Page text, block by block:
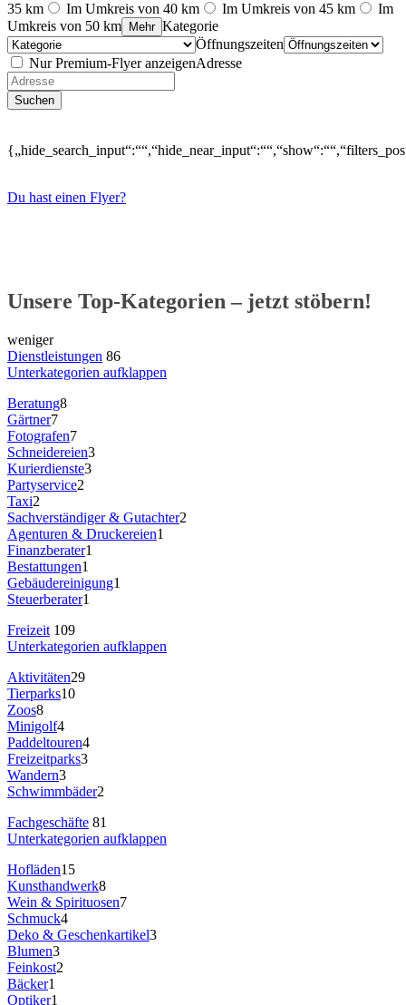
35 km
Im Umkreis von 40 km Im Umkreis von 45 km
Im
Umkreis von 50 km
Mehr Kategorie
Öffnungszeiten
Nur Premium-Flyer anzeigenAdresse
Suchen
Du hast einen Flyer?
Unsere Top-Kategorien – jetzt stöbern!
weniger
Dienstleistungen 86
Unterkategorien aufklappen
Beratung8
Gärtner7
Fotografen7
Schneidereien3
Kurierdienste3
Partyservice2
Taxi2
Sachverständiger & Gutachter2
Agenturen & Druckereien1
Finanzberater1
Bestattungen1
Gebäudereinigung1
Steuerberater1
Freizeit 109
Unterkategorien aufklappen
Aktivitäten29
Tierparks10
Zoos8
Minigolf4
Paddeltouren4
Freizeitparks3
Wandern3
Schwimmbäder2
Fachgeschäfte 81
Unterkategorien aufklappen
Hofläden15
Kunsthandwerk8
Wein & Spirituosen7
Schmuck4
Deko & Geschenkartikel3
Blumen3
Feinkost2
Bäcker1
Optiker1